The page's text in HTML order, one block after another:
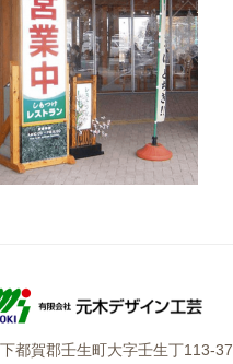
都賀郡壬生町大字壬生丁113-37